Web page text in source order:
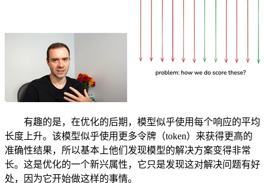
有趣的是，在优化的后期，模型似乎使用每个响应的平均
长度上升。该模型似乎使用更多令牌（token）来获得更高的
准确性结果，所以基本上他们发现模型的解决方案变得非常
长。这是优化的一个新兴属性，它只是发现这对解决问题有好
处，因为它开始做这样的事情。